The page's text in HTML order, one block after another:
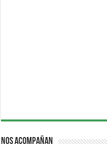
Nos acompañan